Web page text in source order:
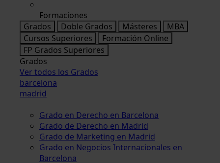
Formaciones
Grados
Doble Grados Másteres
MBA
Cursos Superiores
Formación Online
FP Grados Superiores
Grados
Ver todos los Grados
barcelona
madrid
Grado en Derecho en Barcelona
Grado de Derecho en Madrid
Grado de Marketing en Madrid
Grado en Negocios Internacionales en
Barcelona